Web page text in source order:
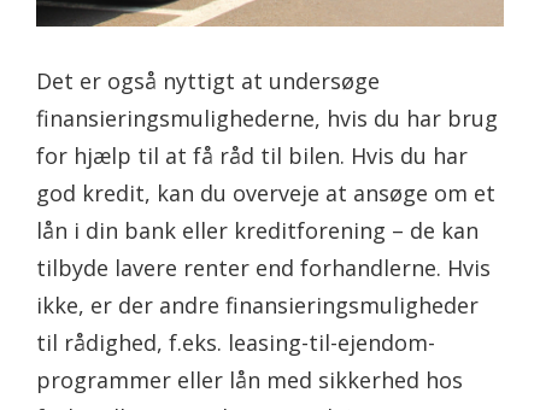
Det er også nyttigt at undersøge
finansieringsmulighederne, hvis du har brug
for hjælp til at få råd til bilen. Hvis du har
god kredit, kan du overveje at ansøge om et
lån i din bank eller kreditforening – de kan
tilbyde lavere renter end forhandlerne. Hvis
ikke, er der andre finansieringsmuligheder
til rådighed, f.eks. leasing-til-ejendom-
programmer eller lån med sikkerhed hos